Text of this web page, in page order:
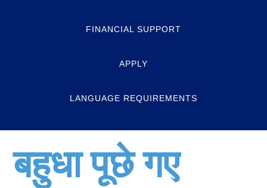
FINANCIAL SUPPORT
APPLY
LANGUAGE REQUIREMENTS
बहुधा पूछे गए